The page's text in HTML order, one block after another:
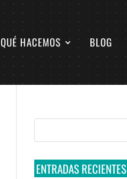
QUÉ HACEMOS BLOG
ENTRADAS RECIENTES